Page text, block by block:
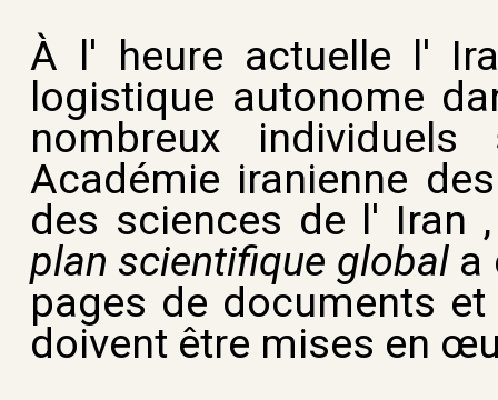
À l' heure actuelle l'
logistique autonome
nombreux
Académie iranienne
des sciences de l' Iran
plan scientifique globala
pages de documents
doivent être mises en